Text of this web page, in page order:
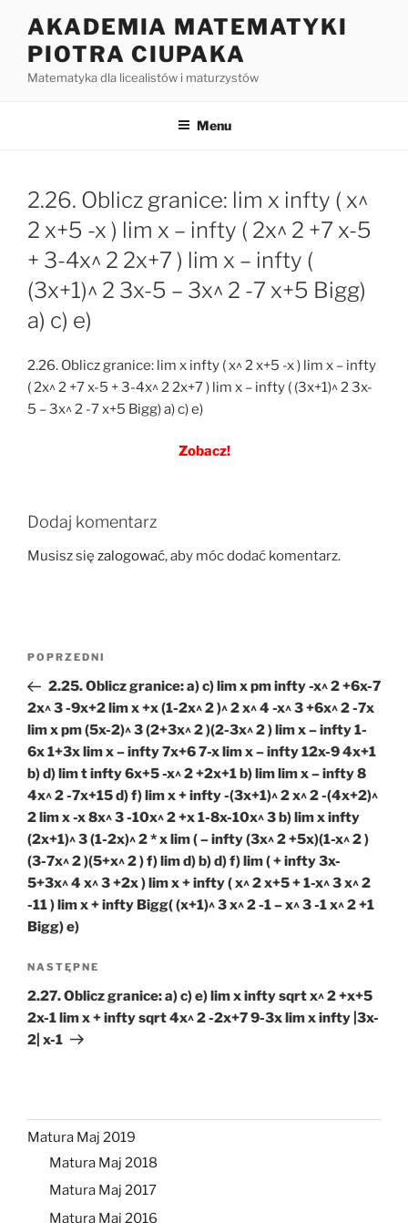
treści
AKADEMIA MATEMATYKI
PIOTRA CIUPAKA
Matematyka dla licealistów i maturzystów
Menu
2.26. Oblicz granice: lim x infty ( x^
2 x+5 -x ) lim x – infty ( 2x^ 2 +7 x-5
+ 3-4x^ 2 2x+7 ) lim x – infty (
(3x+1)^ 2 3x-5 – 3x^ 2 -7 x+5 Bigg)
a) c) e)
2.26. Oblicz granice: lim x infty ( x^ 2 x+5 -x ) lim x – infty
( 2x^ 2 +7 x-5 + 3-4x^ 2 2x+7 ) lim x – infty ( (3x+1)^ 2 3x-
5 – 3x^ 2 -7 x+5 Bigg) a) c) e)
Zobacz!
Dodaj komentarz
Musisz się zalogować, aby móc dodać komentarz.
Nawigacja
Poprzedni
wpis
POPRZEDNI
2.25. Oblicz granice: a) c) lim x pm infty -x^ 2 +6x-7
2x^ 3 -9x+2 lim x +x (1-2x^ 2 )^ 2 x^ 4 -x^ 3 +6x^ 2 -7x
lim x pm (5x-2)^ 3 (2+3x^ 2 )(2-3x^ 2 ) lim x – infty 1-
6x 1+3x lim x – infty 7x+6 7-x lim x – infty 12x-9 4x+1
b) d) lim t infty 6x+5 -x^ 2 +2x+1 b) lim lim x – infty 8
4x^ 2 -7x+15 d) f) lim x + infty -(3x+1)^ 2 x^ 2 -(4x+2)^
2 lim x -x 8x^ 3 -10x^ 2 +x 1-8x-10x^ 3 b) lim x infty
(2x+1)^ 3 (1-2x)^ 2 * x lim ( – infty (3x^ 2 +5x)(1-x^ 2 )
(3-7x^ 2 )(5+x^ 2 ) f) lim d) b) d) f) lim ( + infty 3x-
5+3x^ 4 x^ 3 +2x ) lim x + infty ( x^ 2 x+5 + 1-x^ 3 x^ 2
-11 ) lim x + infty Bigg( (x+1)^ 3 x^ 2 -1 – x^ 3 -1 x^ 2 +1
Bigg) e)
Następny
wpis
NASTĘPNE
2.27. Oblicz granice: a) c) e) lim x infty sqrt x^ 2 +x+5
2x-1 lim x + infty sqrt 4x^ 2 -2x+7 9-3x lim x infty |3x-
2| x-1
Matura Maj 2019
Matura Maj 2018
Matura Maj 2017
Matura Maj 2016